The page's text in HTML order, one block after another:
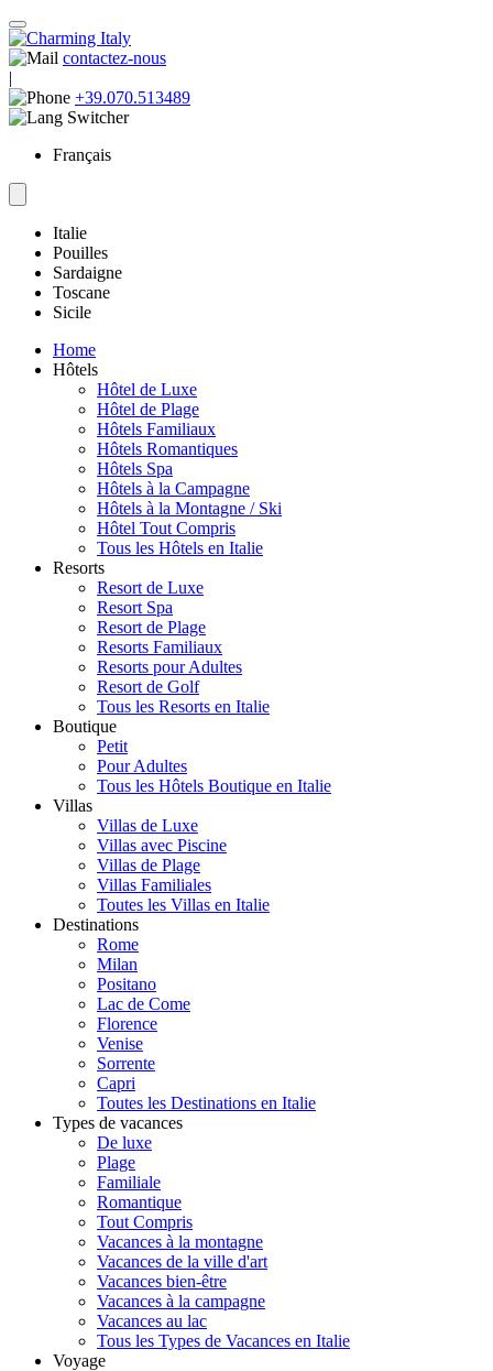
contactez-nous
|
+39.070.513489
Français
Italie
Pouilles
Sardaigne
Toscane
Sicile
Home
Hôtels
Hôtel de Luxe
Hôtel de Plage
Hôtels Familiaux
Hôtels Romantiques
Hôtels Spa
Hôtels à la Campagne
Hôtels à la Montagne / Ski
Hôtel Tout Compris
Tous les Hôtels en Italie
Resorts
Resort de Luxe
Resort Spa
Resort de Plage
Resorts Familiaux
Resorts pour Adultes
Resort de Golf
Tous les Resorts en Italie
Boutique
Petit
Pour Adultes
Tous les Hôtels Boutique en Italie
Villas
Villas de Luxe
Villas avec Piscine
Villas de Plage
Villas Familiales
Toutes les Villas en Italie
Destinations
Rome
Milan
Positano
Lac de Come
Florence
Venise
Sorrente
Capri
Toutes les Destinations en Italie
Types de vacances
De luxe
Plage
Familiale
Romantique
Tout Compris
Vacances à la montagne
Vacances de la ville d'art
Vacances bien-être
Vacances à la campagne
Vacances au lac
Tous les Types de Vacances en Italie
Voyage